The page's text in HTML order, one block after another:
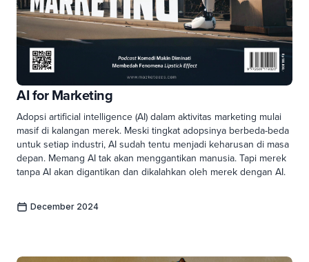
AI for Marketing
Adopsi artificial intelligence (AI) dalam aktivitas marketing mulai
masif di kalangan merek. Meski tingkat adopsinya berbeda-beda
untuk setiap industri, AI sudah tentu menjadi keharusan di masa
depan. Memang AI tak akan menggantikan manusia. Tapi merek
tanpa AI akan digantikan dan dikalahkan oleh merek dengan AI.
December 2024